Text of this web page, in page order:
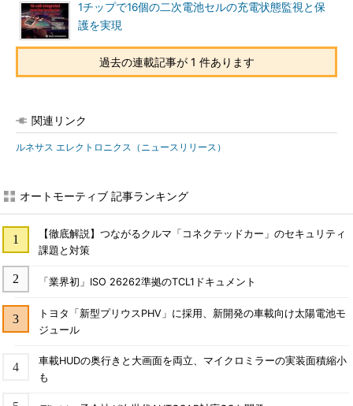
1チップで16個の二次電池セルの充電状態監視と保
護を実現
過去の連載記事が 1 件あります
関連リンク
ルネサス エレクトロニクス（ニュースリリース）
オートモーティブ 記事ランキング
【徹底解説】つながるクルマ「コネクテッドカー」のセキュリティ
課題と対策
「業界初」ISO 26262準拠のTCL1ドキュメント
トヨタ「新型プリウスPHV」に採用、新開発の車載向け太陽電池モ
ジュール
車載HUDの奥行きと大画面を両立、マイクロミラーの実装面積縮小
も